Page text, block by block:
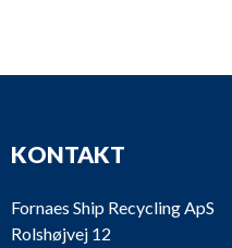
KONTAKT
Fornaes Ship Recycling ApS
Rolshøjvej 12